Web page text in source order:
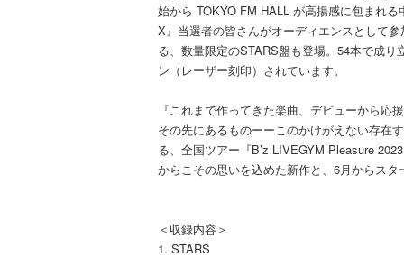
始から TOKYO FM HALL が高揚感に包まれ
X』当選者の皆さんがオーディエンスとして
る、数量限定のSTARS盤も登場。54本で成
ン（レーザー刻印）されています。
『これまで作ってきた楽曲、デビューから
その先にあるものーーこのかけがえない存在
る、全国ツアー『B’z LIVEGYM Pleasure
からこその思いを込めた新作と、6月からス
＜収録内容＞
1. STARS